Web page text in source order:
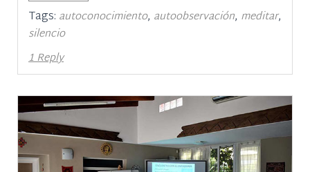
Tags: autoconocimiento, autoobservación, meditar,
silencio
1 Reply